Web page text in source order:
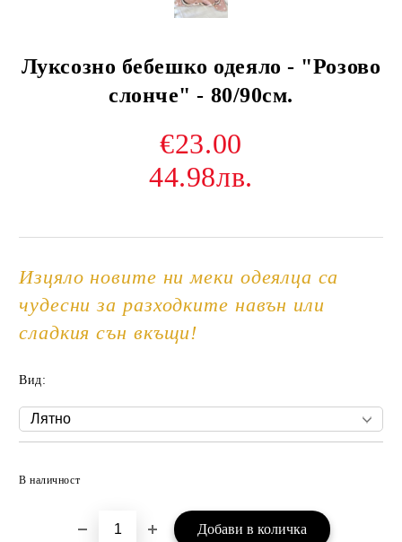
Луксозно бебешко одеяло - "Розово
слонче" - 80/90см.
€23.00
44.98лв.
Изцяло новите ни меки одеялца са
чудесни за разходките навън или
сладкия сън вкъщи!
Вид:
В наличност